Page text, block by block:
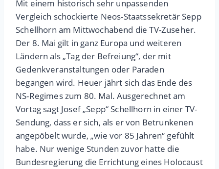
Mit einem historisch sehr unpassenden
Vergleich schockierte Neos-Staatssekretär Sepp
Schellhorn am Mittwochabend die TV-Zuseher.
Der 8. Mai gilt in ganz Europa und weiteren
Ländern als „Tag der Befreiung“, der mit
Gedenkveranstaltungen oder Paraden
begangen wird. Heuer jährt sich das Ende des
NS-Regimes zum 80. Mal. Ausgerechnet am
Vortag sagt Josef „Sepp“ Schellhorn in einer TV-
Sendung, dass er sich, als er von Betrunkenen
angepöbelt wurde, „wie vor 85 Jahren“ gefühlt
habe. Nur wenige Stunden zuvor hatte die
Bundesregierung die Errichtung eines Holocaust